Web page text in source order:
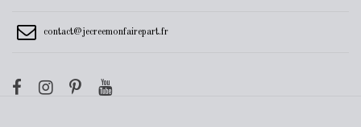
contact@jecreemonfairepart.fr